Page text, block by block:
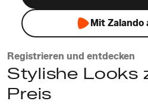
Mit Zalando
Registrieren und entdecken
Stylishe Looks
Preis